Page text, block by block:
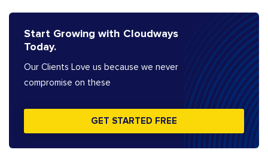
Start Growing with Cloudways
Today.
Our Clients Love us because we never
compromise on these
GET STARTED FREE